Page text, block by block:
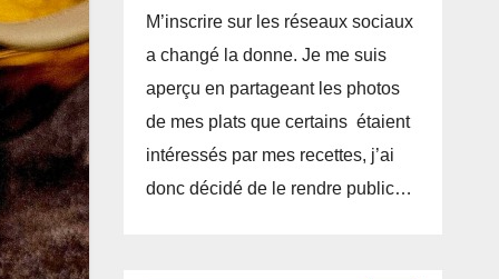
M’inscrire sur les réseaux sociaux
a changé la donne. Je me suis
aperçu en partageant les photos
de mes plats que certains étaient
intéressés par mes recettes, j’ai
donc décidé de le rendre public…